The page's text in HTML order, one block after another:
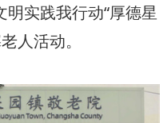
实践我行动“厚德星
人活动。